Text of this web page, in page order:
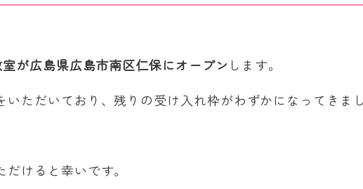
が広島県広島市南区仁保にオープン します。
ただいており、残りの受け入れ枠がわずかになってきまし
けると幸いです。